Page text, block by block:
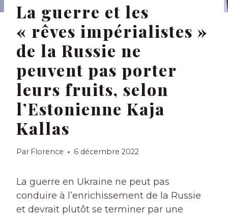
La guerre et les
« rêves impérialistes »
de la Russie ne
peuvent pas porter
leurs fruits, selon
l’Estonienne Kaja
Kallas
Par Florence 6 décembre 2022
La guerre en Ukraine ne peut pas
conduire à l’enrichissement de la Russie
et devrait plutôt se terminer par une